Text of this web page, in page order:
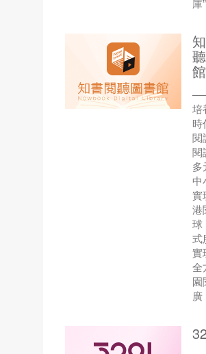
庫”
館
培
時
閱
閱
多
中
實
港
球
式
實
全
園
廣